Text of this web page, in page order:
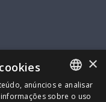
ENGLISH
×
anúncios e analisar
sobre o uso